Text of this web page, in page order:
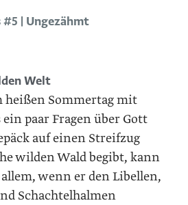
| Ungezähmt
Welt
heißen Sommertag mit
paar Fragen über Gott
auf einen Streifzug
wilden Wald begibt, kann
wenn er den Libellen,
Schachtelhalmen